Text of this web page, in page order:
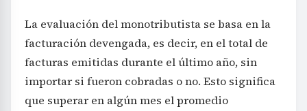
La evaluación del monotributista se basa en la
facturación devengada, es decir, en el total de
facturas emitidas durante el último año, sin
importar si fueron cobradas o no. Esto significa
que superar en algún mes el promedio